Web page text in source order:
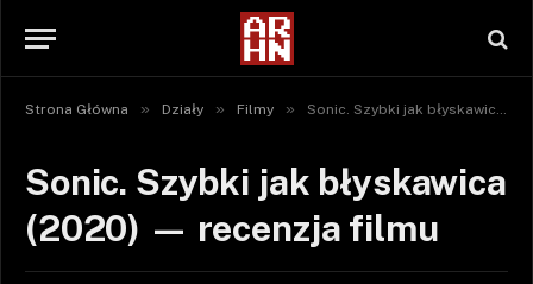
Strona Główna » Działy » Filmy » Sonic. Szybki jak błyskawica (2020) — recenzja filmu
Sonic. Szybki jak błyskawica
(2020) — recenzja filmu